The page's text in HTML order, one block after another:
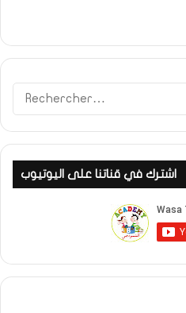
اشترك في قناتنا على اليوتيوب